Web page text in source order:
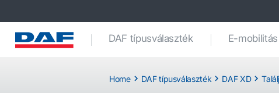
DAF típusválaszték E-mobilitás
Home DAF típusválaszték DAF XD
DAF-